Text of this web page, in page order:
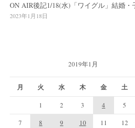
ON AIR後記1/18(水)「ワイグル」結婚
2023年1月18日
2019年1月
月 火 水 木 金 土
1 2 3 4 5
7
8 9 10 11 12